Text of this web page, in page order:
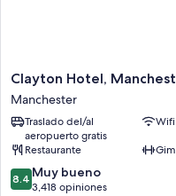
Reciclaje y focos LED
Baños con regaderas tipo
Smart TVs de 38 pulgadas
Armarios o clósets, camas
Clayton
Hotel,
Manchester
Airport
Manchester
Clayton Hotel,
Manchester
Traslado del/al
aeropuerto gratis
Restaurante
8.4
de
8.4 Muy bueno
3,418 opiniones